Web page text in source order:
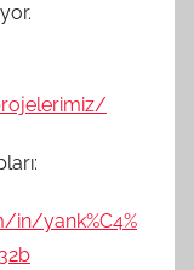
in/yank%C4%